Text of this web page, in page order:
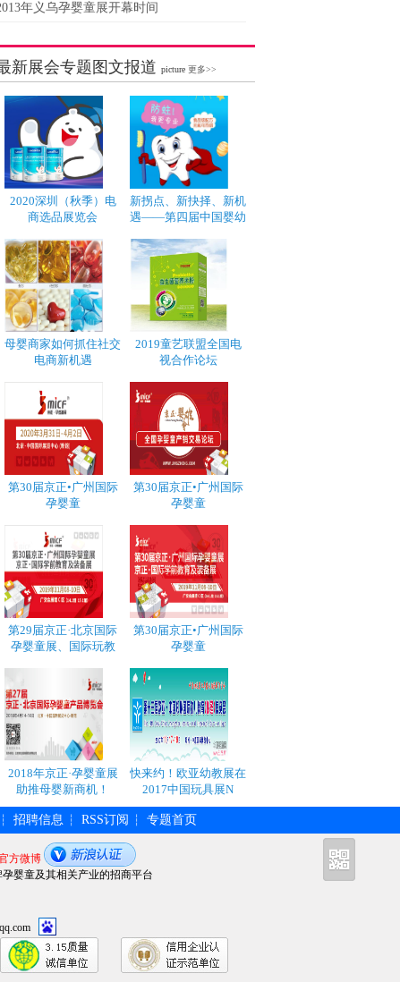
年义乌孕婴童展开幕时间
新展会专题图文报道 picture 更多>>
2020深圳（秋季）电
商选品展览会
新拐点、新抉择、新机
遇——第四届中国婴幼
母婴商家如何抓住社交
电商新机遇
2019童艺联盟全国电
视合作论坛
第30届京正•广州国际
孕婴童
第30届京正•广州国际
孕婴童
第29届京正·北京国际
孕婴童展、国际玩教
第30届京正•广州国际
孕婴童
2018年京正·孕婴童展
助推母婴新商机！
快来约！欧亚幼教展在
2017中国玩具展N
┆ 招聘信息 ┆ RSS订阅 ┆ 专题首页
方微博
婴童及其相关产业的招商平台